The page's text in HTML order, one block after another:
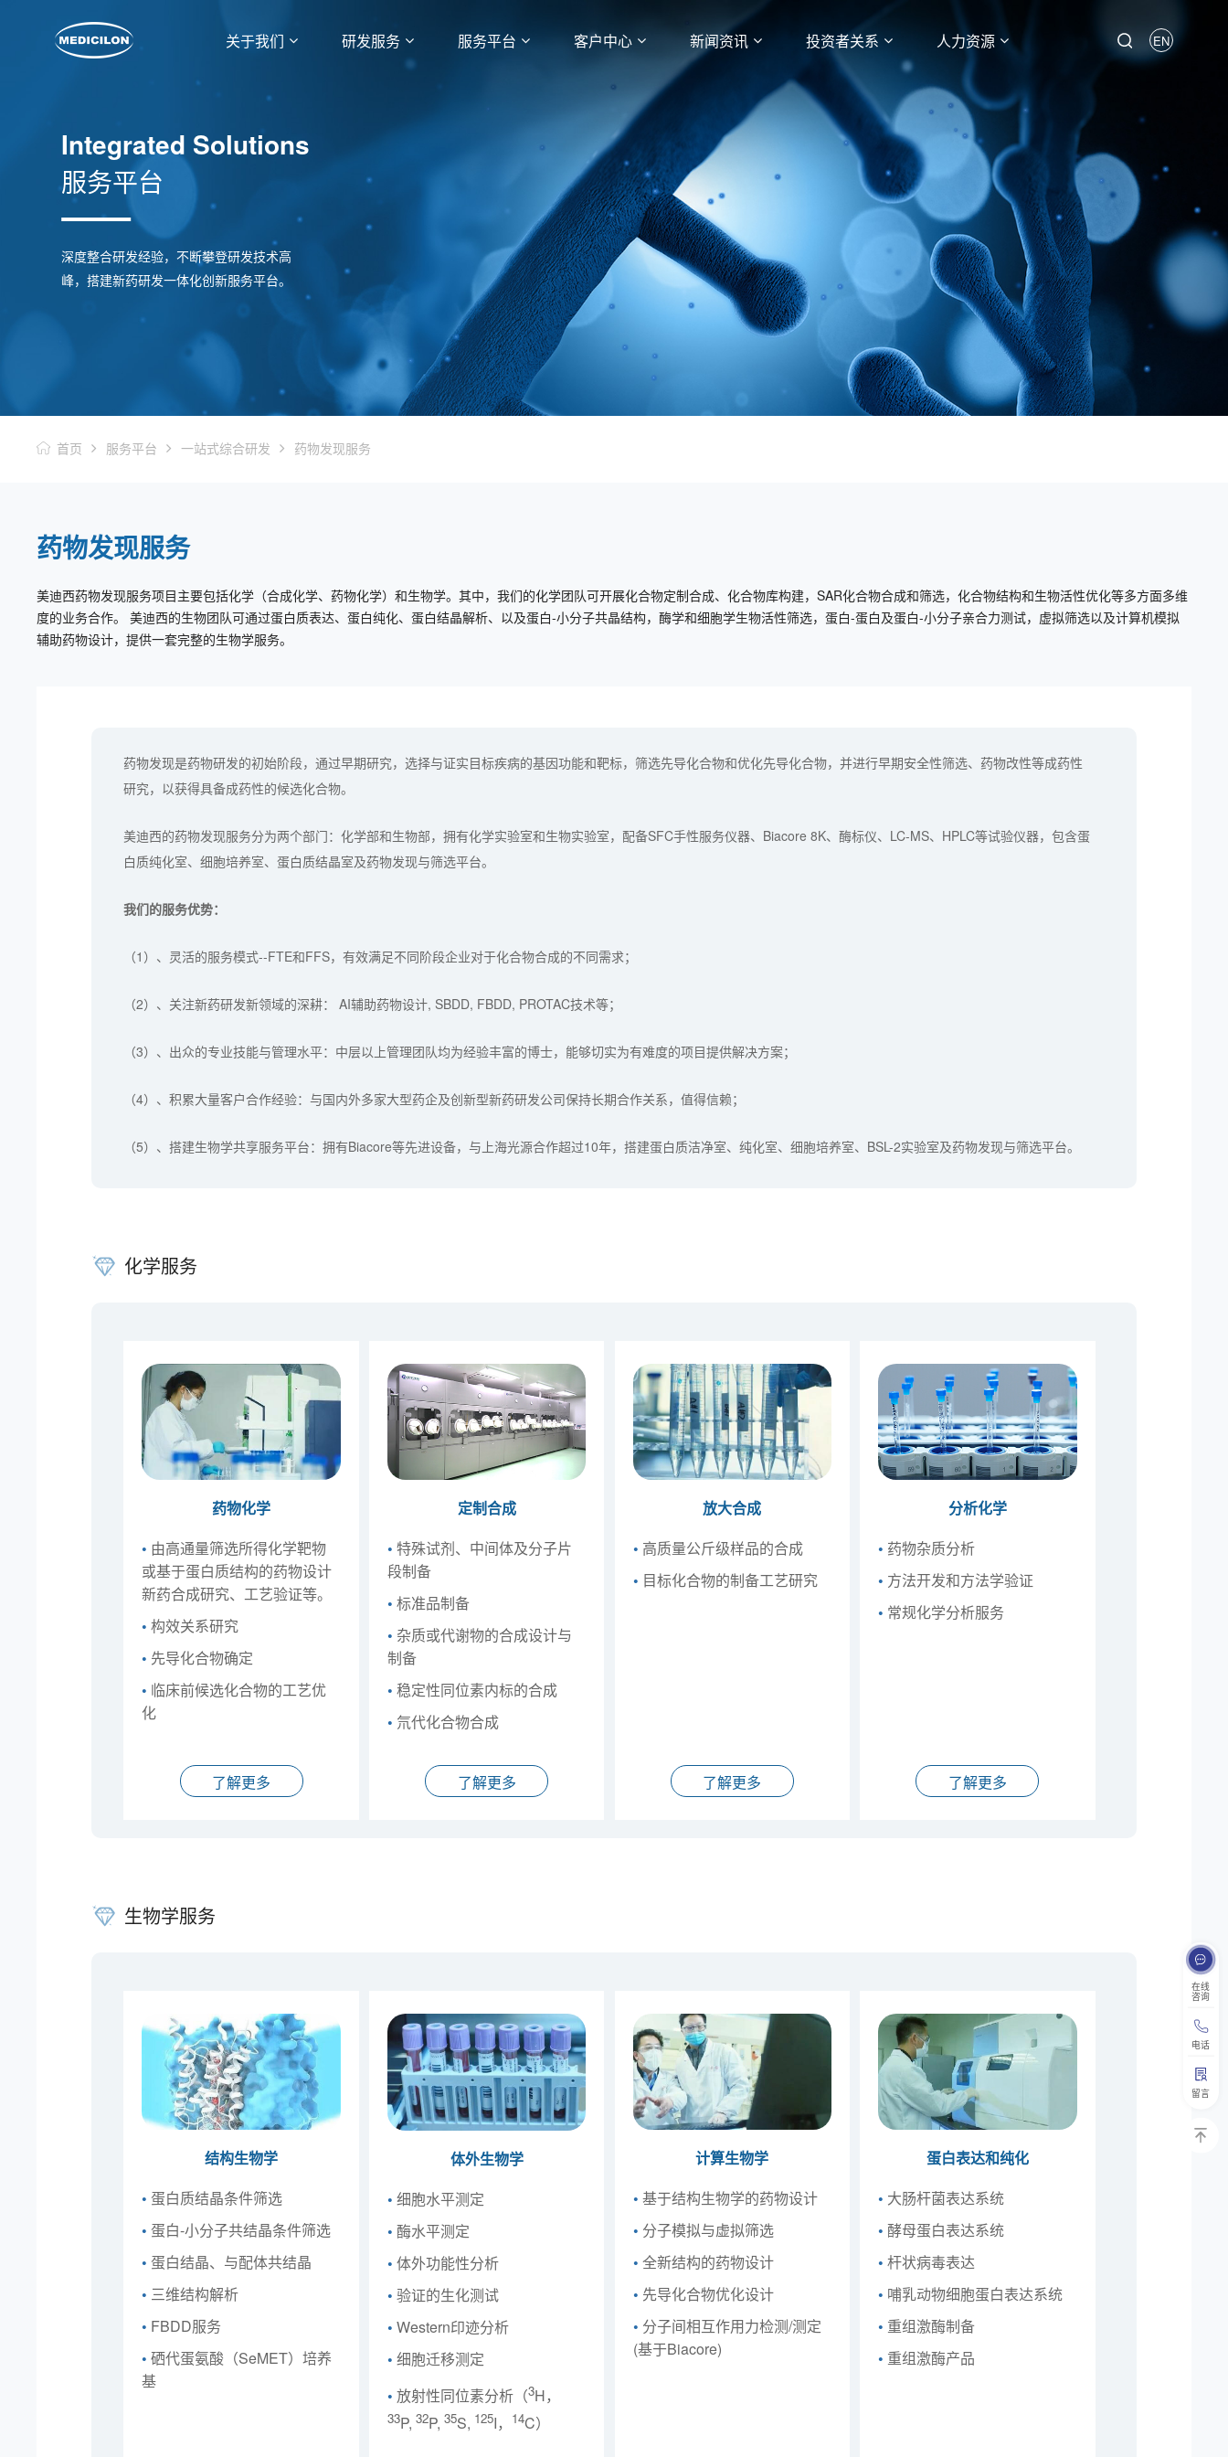
关于我们 研发服务 服务平台 客户中心 新闻资讯 投资者关系 人力资源 EN
在线
咨询
电话
留言
Integrated Solutions
服务平台
深度整合研发经验，不断攀登研发技术高
峰，搭建新药研发一体化创新服务平台。
首页 服务平台 一站式综合研发 药物发现服务
药物发现服务
美迪西药物发现服务项目主要包括化学（合成化学、药物化学）和生物学。其中，我们的化学团队可开展化合物定制合成、化合物库构建，SAR化合物合成和筛选，化合物结构和生物活性优化等多方面多维
度的业务合作。 美迪西的生物团队可通过蛋白质表达、蛋白纯化、蛋白结晶解析、以及蛋白-小分子共晶结构，酶学和细胞学生物活性筛选，蛋白-蛋白及蛋白-小分子亲合力测试，虚拟筛选以及计算机模拟
辅助药物设计，提供一套完整的生物学服务。
药物发现是药物研发的初始阶段，通过早期研究，选择与证实目标疾病的基因功能和靶标，筛选先导化合物和优化先导化合物，并进行早期安全性筛选、药物改性等成药性
研究，以获得具备成药性的候选化合物。
美迪西的药物发现服务分为两个部门：化学部和生物部，拥有化学实验室和生物实验室，配备SFC手性服务仪器、Biacore 8K、酶标仪、LC-MS、HPLC等试验仪器，包含蛋
白质纯化室、细胞培养室、蛋白质结晶室及药物发现与筛选平台。
我们的服务优势：
（1）、灵活的服务模式--FTE和FFS，有效满足不同阶段企业对于化合物合成的不同需求；
（2）、关注新药研发新领域的深耕： AI辅助药物设计, SBDD, FBDD, PROTAC技术等；
（3）、出众的专业技能与管理水平：中层以上管理团队均为经验丰富的博士，能够切实为有难度的项目提供解决方案；
（4）、积累大量客户合作经验：与国内外多家大型药企及创新型新药研发公司保持长期合作关系，值得信赖；
（5）、搭建生物学共享服务平台：拥有Biacore等先进设备，与上海光源合作超过10年，搭建蛋白质洁净室、纯化室、细胞培养室、BSL-2实验室及药物发现与筛选平台。
化学服务
药物化学
• 由高通量筛选所得化学靶物
或基于蛋白质结构的药物设计
新药合成研究、工艺验证等。
• 构效关系研究
• 先导化合物确定
• 临床前候选化合物的工艺优
化
了解更多
定制合成
• 特殊试剂、中间体及分子片
段制备
• 标准品制备
• 杂质或代谢物的合成设计与
制备
• 稳定性同位素内标的合成
• 氘代化合物合成
了解更多
放大合成
• 高质量公斤级样品的合成
• 目标化合物的制备工艺研究
了解更多
分析化学
• 药物杂质分析
• 方法开发和方法学验证
• 常规化学分析服务
了解更多
生物学服务
结构生物学
• 蛋白质结晶条件筛选
• 蛋白-小分子共结晶条件筛选
• 蛋白结晶、与配体共结晶
• 三维结构解析
• FBDD服务
• 硒代蛋氨酸（SeMET）培养
基
体外生物学
• 细胞水平测定
• 酶水平测定
• 体外功能性分析
• 验证的生化测试
• Western印迹分析
• 细胞迁移测定
• 放射性同位素分析（3H，
33P, 32P, 35S, 125I， 14C）
计算生物学
• 基于结构生物学的药物设计
• 分子模拟与虚拟筛选
• 全新结构的药物设计
• 先导化合物优化设计
• 分子间相互作用力检测/测定
(基于Biacore)
蛋白表达和纯化
• 大肠杆菌表达系统
• 酵母蛋白表达系统
• 杆状病毒表达
• 哺乳动物细胞蛋白表达系统
• 重组激酶制备
• 重组激酶产品